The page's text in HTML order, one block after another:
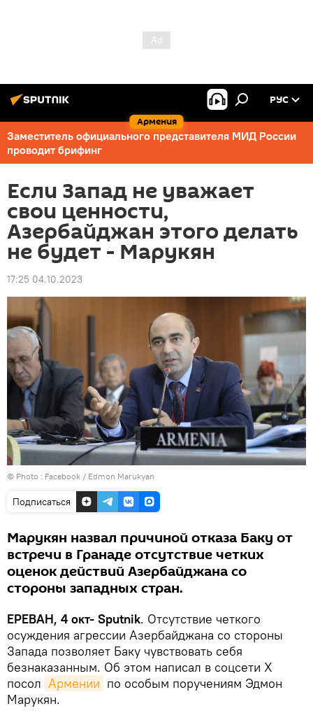
Армения
РУС
Заместитель официального представителя МИД России
проводит брифинг
Если Запад не уважает
свои ценности,
Азербайджан этого делать
не будет - Марукян
17:25 04.10.2023
© Photo : Facebook / Edmon Marukyan
Подписаться
Марукян назвал причиной отказа Баку от
встречи в Гранаде отсутствие четких
оценок действий Азербайджана со
стороны западных стран.
ЕРЕВАН, 4 окт- Sputnik. Отсутствие четкого
осуждения агрессии Азербайджана со стороны
Запада позволяет Баку чувствовать себя
безнаказанным. Об этом написал в соцсети X
посол Армении по особым поручениям Эдмон
Марукян.